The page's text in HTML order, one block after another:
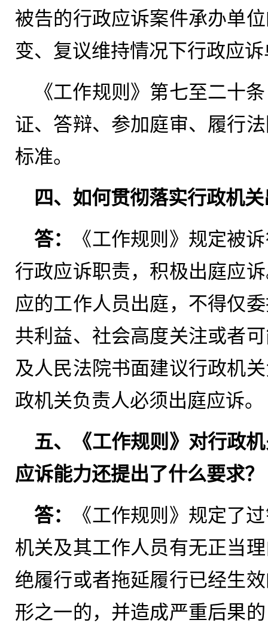
被告的行政应诉案件承办单
变、复议维持情况下行政应
《工作规则》第七至二十
证、答辩、参加庭审、履行
标准。
四、如何贯彻落实行政机
答：
《工作规则》规定被
行政应诉职责，积极出庭应
应的工作人员出庭，不得仅
共利益、社会高度关注或者
及人民法院书面建议行政机
政机关负责人必须出庭应诉。
五、《工作规则》对行政
应诉能力还提出了什么要求？
答：
《工作规则》规定了
机关及其工作人员有无正当
绝履行或者拖延履行已经生
形之一的，并造成严重后果